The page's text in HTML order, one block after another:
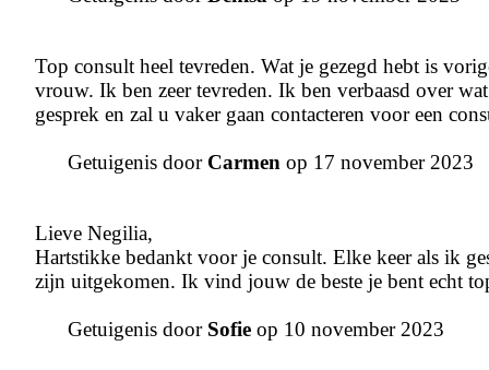
Top consult heel tevreden. Wat je gezegd hebt is
vrouw. Ik ben zeer tevreden. Ik ben verbaasd over
gesprek en zal u vaker gaan contacteren voor een
Getuigenis door Carmen op 17 november 2023
Lieve Negilia,
Hartstikke bedankt voor je consult. Elke keer als ik
zijn uitgekomen. Ik vind jouw de beste je bent echt
Getuigenis door Sofie op 10 november 2023